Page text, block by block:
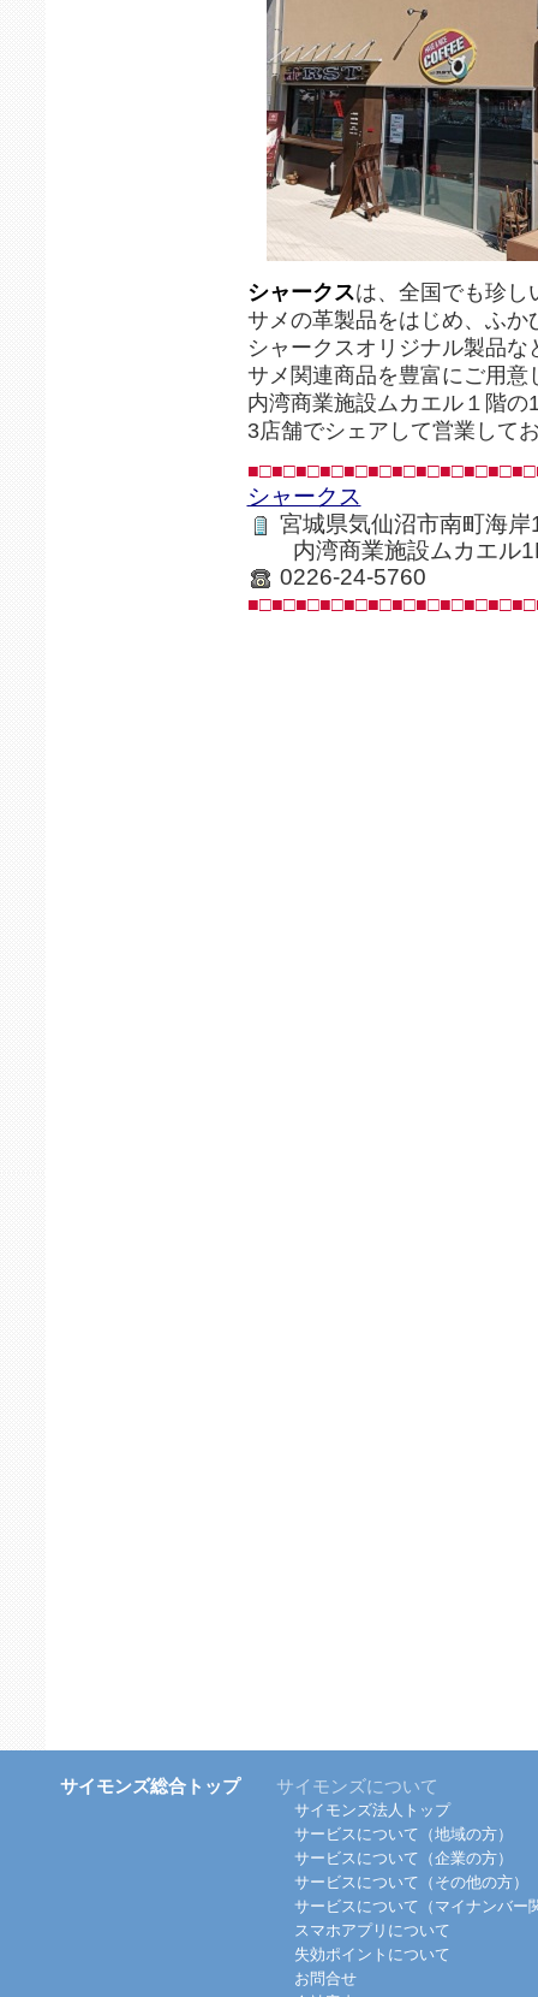
シャークスは、全国でも珍し
サメの革製品をはじめ、ふ
シャークスオリジナル製品な
サメ関連商品を豊富にご用意
内湾商業施設ムカエル１階の
3店舗でシェアして営業して
シャークス
宮城県気仙沼市南町海岸
内湾商業施設ムカエル
0226-24-5760
サイモンズ総合トップ サイモンズについて
サイモンズ法人トップ
サービスについて（地域の方）
サービスについて（企業の方）
サービスについて（その他の方）
サービスについて（マイナンバー
スマホアプリについて
失効ポイントについて
お問合せ